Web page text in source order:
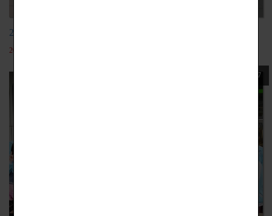
20191223設計成果展
2022-05-19
107